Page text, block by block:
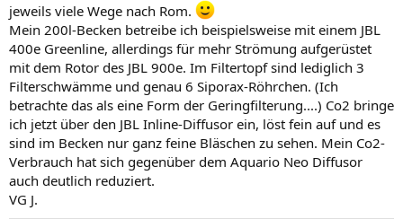
jeweils viele Wege nach Rom.
Mein 200l-Becken betreibe ich beispielsweise mit einem JBL
400e Greenline, allerdings für mehr Strömung aufgerüstet
mit dem Rotor des JBL 900e. Im Filtertopf sind lediglich 3
Filterschwämme und genau 6 Siporax-Röhrchen. (Ich
betrachte das als eine Form der Geringfilterung....) Co2 bringe
ich jetzt über den JBL Inline-Diffusor ein, löst fein auf und es
sind im Becken nur ganz feine Bläschen zu sehen. Mein Co2-
Verbrauch hat sich gegenüber dem Aquario Neo Diffusor
auch deutlich reduziert.
VG J.